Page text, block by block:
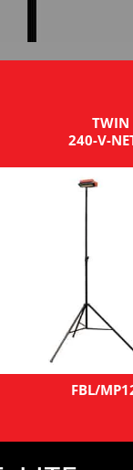
TWIN
240-V-
FBL/